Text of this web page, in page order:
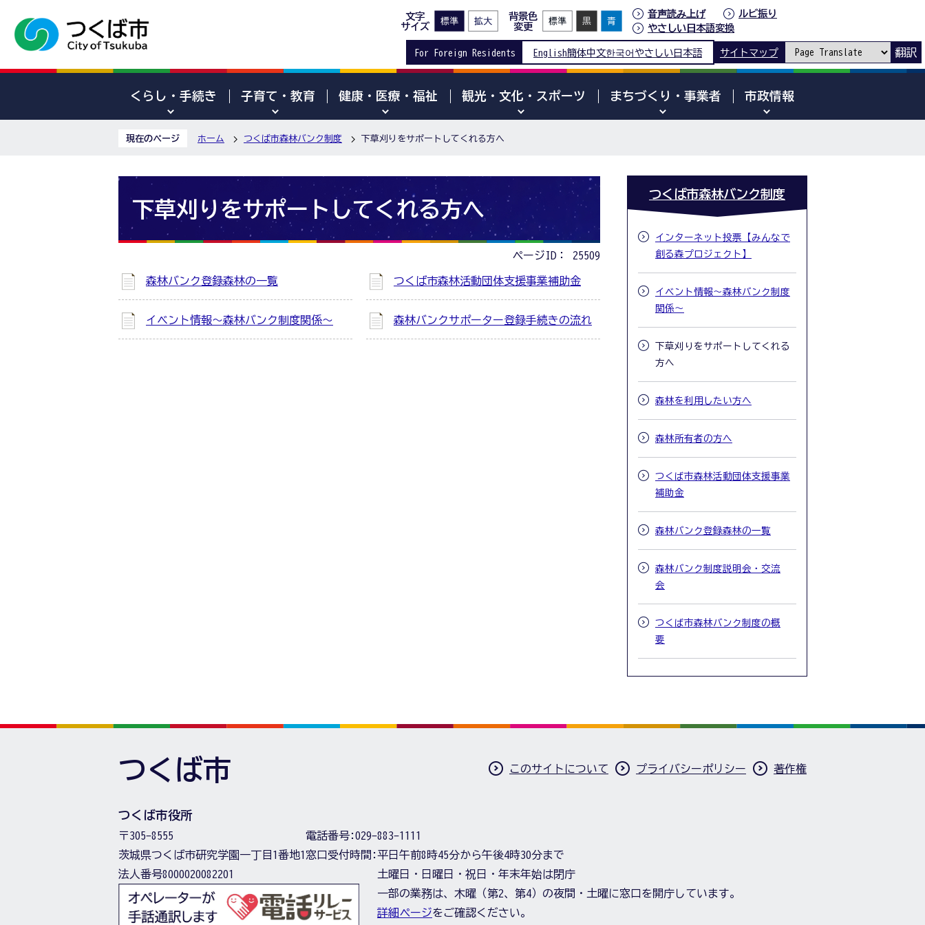
文字
サイズ
背景色
変更
音声読み上げ
ルビ振り
やさしい日本語変換
For Foreign Residents English簡体中文한국어 やさしい日本語 サイトマップ 翻訳
くらし・手続き 子育て・教育 健康・医療・福祉 観光・文化・スポーツ まちづくり・事業者 市政情報
現在のページ ホーム つくば市森林バンク制度 下草刈りをサポートしてくれる方へ
下草刈りをサポートしてくれる方へ
ページID： 25509
森林バンク登録森林の一覧 つくば市森林活動団体支援事業補助金
イベント情報～森林バンク制度関係～ 森林バンクサポーター登録手続きの流れ
つくば市森林バンク制度
インターネット投票【みんなで
創る森プロジェクト】
イベント情報～森林バンク制度
関係～
下草刈りをサポートしてくれる
方へ
森林を利用したい方へ
森林所有者の方へ
つくば市森林活動団体支援事業
補助金
森林バンク登録森林の一覧
森林バンク制度説明会・交流
会
つくば市森林バンク制度の概
要
つくば市 このサイトについて プライバシーポリシー 著作権
つくば市役所
〒305-8555
茨城県つくば市研究学園一丁目1番地1
法人番号8000020082201
電話番号:029-883-1111
窓口受付時間:平日午前8時45分から午後4時30分まで
土曜日・日曜日・祝日・年末年始は閉庁
一部の業務は、木曜（第2、第4）の夜間・土曜に窓口を開庁しています。
詳細ページをご確認ください。